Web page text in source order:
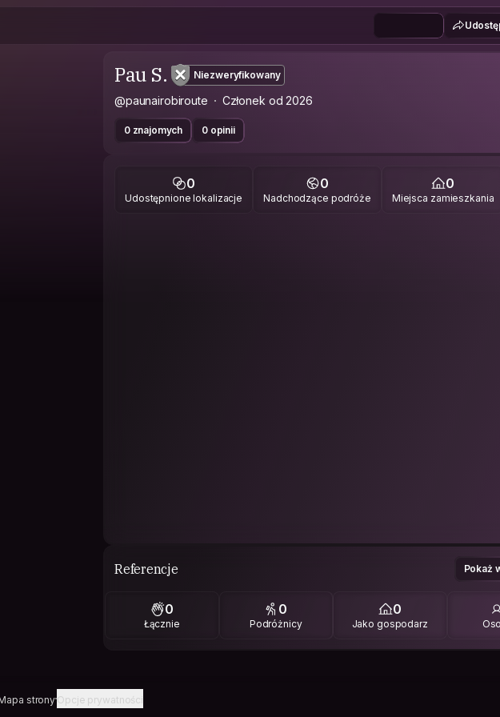
Pau S. Niezweryfikowany
@paunairobiroute Członek od 2026
0 znajomych 0 opinii
0
Udostępnione lokalizacje
0
Nadchodzące podróże
0
Miejsca zamieszkania
Referencje Pokaż
0
Łącznie
0
Podróżnicy
0
Jako gospodarz
stronyOpcje prywatności